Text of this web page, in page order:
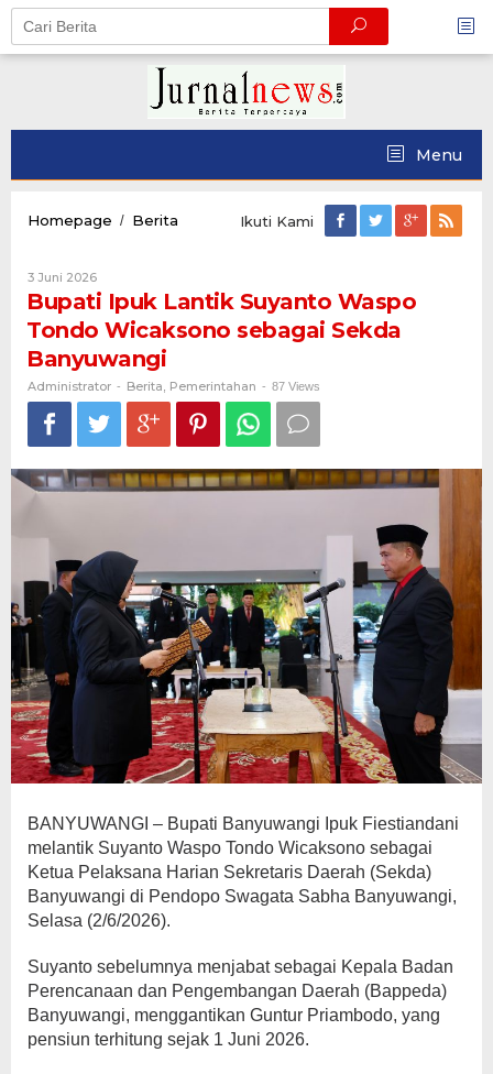
Skip
content
Menu
Homepage / Berita
Waspo
Wicaksono
Ikuti Kami
3 Juni 2026Oleh
Administrator
Bupati Ipuk Lantik Suyanto Waspo
Tondo Wicaksono sebagai Sekda
Banyuwangi
Administrator - Berita, Pemerintahan - 87 Views
BANYUWANGI – Bupati Banyuwangi Ipuk Fiestiandani
melantik Suyanto Waspo Tondo Wicaksono sebagai
Ketua Pelaksana Harian Sekretaris Daerah (Sekda)
Banyuwangi di Pendopo Swagata Sabha Banyuwangi,
Selasa (2/6/2026).
Suyanto sebelumnya menjabat sebagai Kepala Badan
Perencanaan dan Pengembangan Daerah (Bappeda)
Banyuwangi, menggantikan Guntur Priambodo, yang
pensiun terhitung sejak 1 Juni 2026.